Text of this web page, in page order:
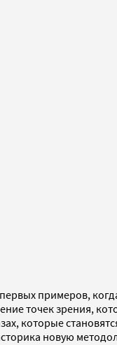
примеров,
точек зрения,
которые
новую